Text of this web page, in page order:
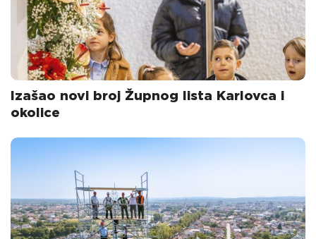
Izašao novi broj Župnog lista Karlovca i
okolice